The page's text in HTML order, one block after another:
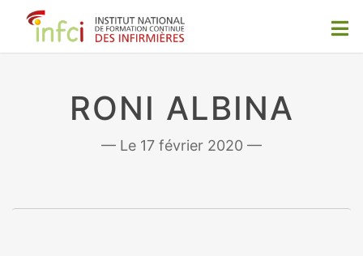
RONI ALBINA
17 février 2020